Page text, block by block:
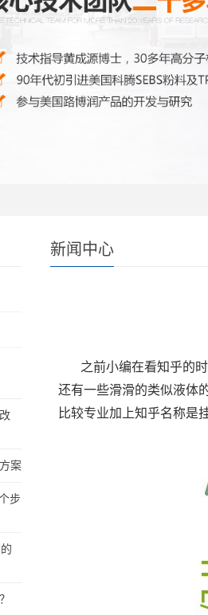
案
步
新闻中心
之前小编在看知乎的
还有一些滑滑的类似液体
比较专业加上知乎名称是